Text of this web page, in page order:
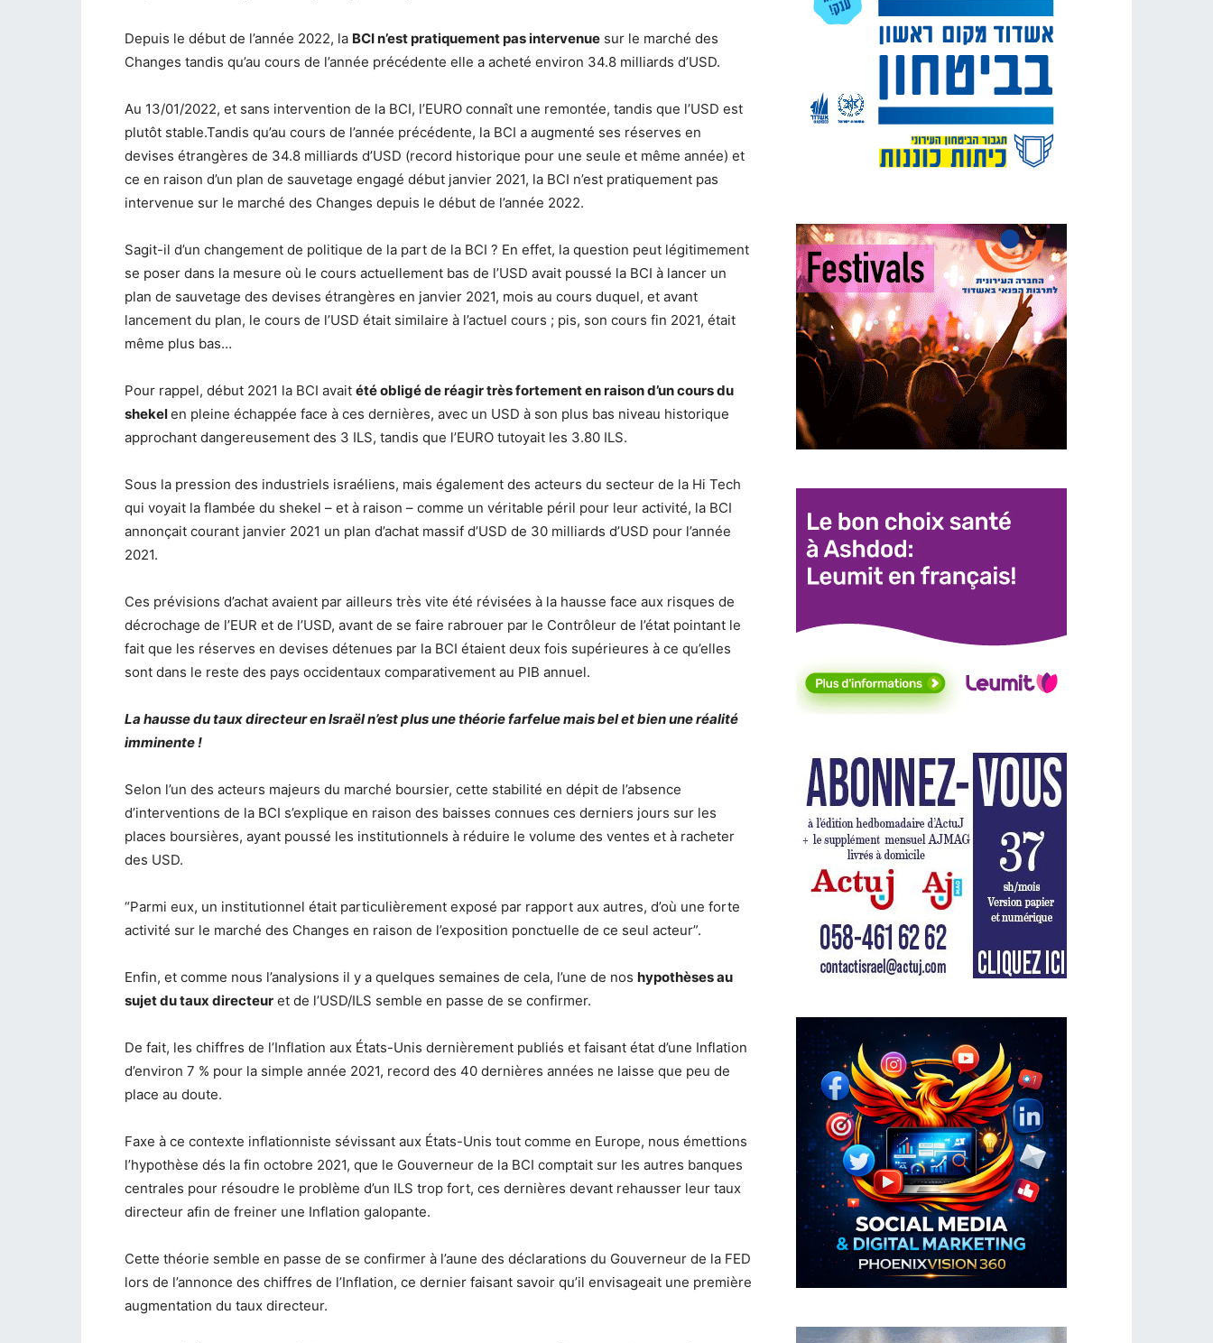
Depuis le début de l’année 2022, la BCI n’est pratiquement pas intervenue sur le marché des
Changes tandis qu’au cours de l’année précédente elle a acheté environ 34.8 milliards d’USD.
Au 13/01/2022, et sans intervention de la BCI, l’EURO connaît une remontée, tandis que l’USD est
plutôt stable.Tandis qu’au cours de l’année précédente, la BCI a augmenté ses réserves en
devises étrangères de 34.8 milliards d’USD (record historique pour une seule et même année) et
ce en raison d’un plan de sauvetage engagé début janvier 2021, la BCI n’est pratiquement pas
intervenue sur le marché des Changes depuis le début de l’année 2022.
Sagit-il d’un changement de politique de la part de la BCI ? En effet, la question peut légitimement
se poser dans la mesure où le cours actuellement bas de l’USD avait poussé la BCI à lancer un
plan de sauvetage des devises étrangères en janvier 2021, mois au cours duquel, et avant
lancement du plan, le cours de l’USD était similaire à l’actuel cours ; pis, son cours fin 2021, était
même plus bas…
Pour rappel, début 2021 la BCI avait été obligé de réagir très fortement en raison d’un cours du
shekelen pleine échappée face à ces dernières, avec un USD à son plus bas niveau historique
approchant dangereusement des 3 ILS, tandis que l’EURO tutoyait les 3.80 ILS.
Sous la pression des industriels israéliens, mais également des acteurs du secteur de la Hi Tech
qui voyait la flambée du shekel – et à raison – comme un véritable péril pour leur activité, la BCI
annonçait courant janvier 2021 un plan d’achat massif d’USD de 30 milliards d’USD pour l’année
2021.
Ces prévisions d’achat avaient par ailleurs très vite été révisées à la hausse face aux risques de
décrochage de l’EUR et de l’USD, avant de se faire rabrouer par le Contrôleur de l’état pointant le
fait que les réserves en devises détenues par la BCI étaient deux fois supérieures à ce qu’elles
sont dans le reste des pays occidentaux comparativement au PIB annuel.
La hausse du taux directeur en Israël n’est plus une théorie farfelue mais bel et bien une réalité
imminente !
Selon l’un des acteurs majeurs du marché boursier, cette stabilité en dépit de l’absence
d’interventions de la BCI s’explique en raison des baisses connues ces derniers jours sur les
places boursières, ayant poussé les institutionnels à réduire le volume des ventes et à racheter
des USD.
“Parmi eux, un institutionnel était particulièrement exposé par rapport aux autres, d’où une forte
activité sur le marché des Changes en raison de l’exposition ponctuelle de ce seul acteur”.
Enfin, et comme nous l’analysions il y a quelques semaines de cela, l’une de nos hypothèses au
sujet du taux directeur et de l’USD/ILS semble en passe de se confirmer.
De fait, les chiffres de l’Inflation aux États-Unis dernièrement publiés et faisant état d’une Inflation
d’environ 7 % pour la simple année 2021, record des 40 dernières années ne laisse que peu de
place au doute.
Faxe à ce contexte inflationniste sévissant aux États-Unis tout comme en Europe, nous émettions
l’hypothèse dés la fin octobre 2021, que le Gouverneur de la BCI comptait sur les autres banques
centrales pour résoudre le problème d’un ILS trop fort, ces dernières devant rehausser leur taux
directeur afin de freiner une Inflation galopante.
Cette théorie semble en passe de se confirmer à l’aune des déclarations du Gouverneur de la FED
lors de l’annonce des chiffres de l’Inflation, ce dernier faisant savoir qu’il envisageait une première
augmentation du taux directeur.